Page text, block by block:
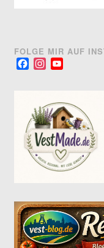
FOLGE MIR AUF
FacebookInstagram